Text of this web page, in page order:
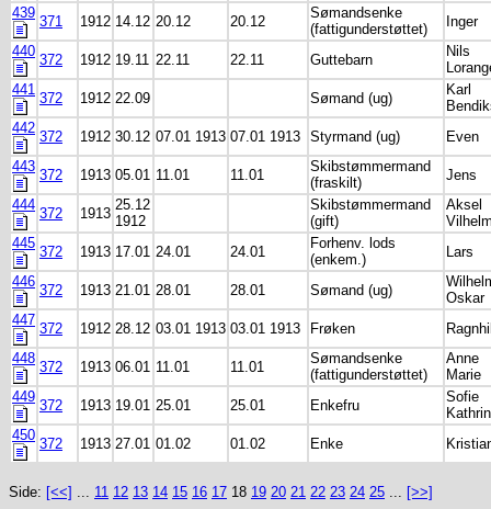
439
371 1912 14.12 20.12 20.12
Sømandsenke
(fattigunderstøttet)
Inger
440
372 1912 19.11 22.11 22.11 Guttebarn
Nils
441
372 1912 22.09 Sømand (ug)
Karl
442
372 1912 30.12 07.01 1913 07.01 1913 Styrmand (ug)
Even
443
372 1913 05.01 11.01 11.01
Skibstømmermand
(fraskilt)
Jens
444
372 1913
25.12
1912
Skibstømmermand
(gift)
Aksel
445
372 1913 17.01 24.01 24.01
Forhenv. lods
(enkem.)
Lars
446
372 1913 21.01 28.01 28.01 Sømand (ug)
Oskar
447
372 1912 28.12 03.01 1913 03.01 1913 Frøken
448
372 1913 06.01 11.01 11.01
Sømandsenke
(fattigunderstøttet)
Anne
Marie
449
372 1913 19.01 25.01 25.01 Enkefru
Sofie
450
372 1913 27.01 01.02 01.02 Enke
Side: [<<] ... 11 12 13 14 15 16 17 18 19 20 21 22 23 24 25 ... [>>]